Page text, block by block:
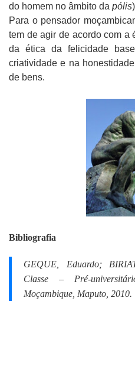
do homem no âmbito da pólis
Para o pensador
tem de agir de acordo com a
da ética da felicidade
criatividade e na
de bens.
Bibliografia
GEQUE, Eduardo;
Classe – Pré-
Moçambique, Maputo, 2010.